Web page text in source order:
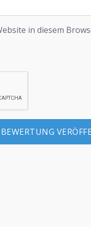
in diesem